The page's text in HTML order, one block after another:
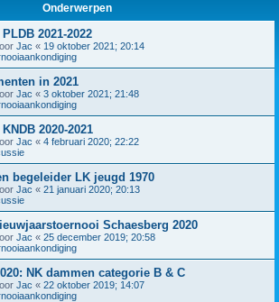
Onderwerpen
2021-2022
Jac « 19 oktober 2021; 20:14
in 2021
Jac « 3 oktober 2021; 21:48
2020-2021
Jac « 4 februari 2020; 22:22
begeleider LK jeugd 1970
Jac « 21 januari 2020; 20:13
Schaesberg 2020
Jac « 25 december 2019; 20:58
NK dammen categorie B & C
Jac « 22 oktober 2019; 14:07